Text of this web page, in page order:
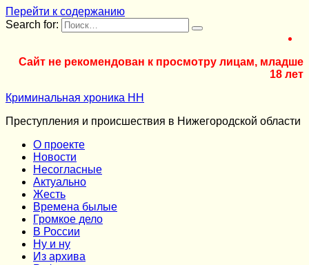
Перейти к содержанию
Search for:
Сайт не рекомендован к просмотру лицам, младше
18 лет
Криминальная хроника НН
Преступления и происшествия в Нижегородской области
О проекте
Новости
Несогласные
Актуально
Жесть
Времена былые
Громкое дело
В России
Ну и ну
Из архива